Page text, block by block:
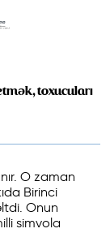
toxucuları
O zaman
Birinci
Onun
simvola